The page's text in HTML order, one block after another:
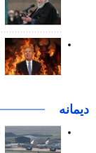
دیمانە